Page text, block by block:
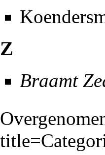
Z
Braamt